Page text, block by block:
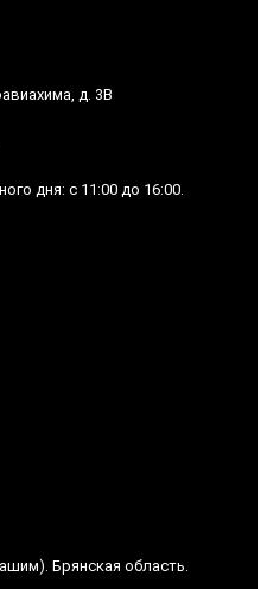
д. 3В
дня: с 11:00 до 16:00.
Брянская область.